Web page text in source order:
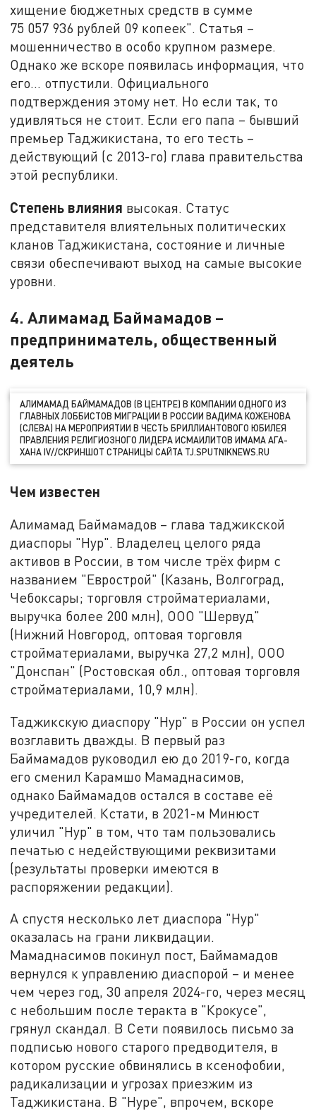
хищение бюджетных средств в сумме
75 057 936 рублей 09 копеек". Статья –
мошенничество в особо крупном размере.
Однако же вскоре появилась информация, что
его... отпустили. Официального
подтверждения этому нет. Но если так, то
удивляться не стоит. Если его папа – бывший
премьер Таджикистана, то его тесть –
действующий (с 2013-го) глава правительства
этой республики.
Степень влияния высокая. Статус
представителя влиятельных политических
кланов Таджикистана, состояние и личные
связи обеспечивают выход на самые высокие
уровни.
4. Алимамад Баймамадов –
предприниматель, общественный
деятель
АЛИМАМАД БАЙМАМАДОВ (В ЦЕНТРЕ) В КОМПАНИИ ОДНОГО ИЗ
ГЛАВНЫХ ЛОББИСТОВ МИГРАЦИИ В РОССИИ ВАДИМА КОЖЕНОВА
(СЛЕВА) НА МЕРОПРИЯТИИ В ЧЕСТЬ БРИЛЛИАНТОВОГО ЮБИЛЕЯ
ПРАВЛЕНИЯ РЕЛИГИОЗНОГО ЛИДЕРА ИСМАИЛИТОВ ИМАМА АГА-
ХАНА IV//СКРИНШОТ СТРАНИЦЫ САЙТА TJ.SPUTNIKNEWS.RU
Чем известен
Алимамад Баймамадов – глава таджикской
диаспоры "Нур". Владелец целого ряда
активов в России, в том числе трёх фирм с
названием "Еврострой" (Казань, Волгоград,
Чебоксары; торговля стройматериалами,
выручка более 200 млн), ООО "Шервуд"
(Нижний Новгород, оптовая торговля
стройматериалами, выручка 27,2 млн), ООО
"Донспан" (Ростовская обл., оптовая торговля
стройматериалами, 10,9 млн).
Таджикскую диаспору "Нур" в России он успел
возглавить дважды. В первый раз
Баймамадов руководил ею до 2019-го, когда
его сменил Карамшо Мамаднасимов,
однако Баймамадов остался в составе её
учредителей. Кстати, в 2021-м Минюст
уличил "Нур" в том, что там пользовались
печатью с недействующими реквизитами
(результаты проверки имеются в
распоряжении редакции).
А спустя несколько лет диаспора "Нур"
оказалась на грани ликвидации.
Мамаднасимов покинул пост, Баймамадов
вернулся к управлению диаспорой – и менее
чем через год, 30 апреля 2024-го, через месяц
с небольшим после теракта в "Крокусе",
грянул скандал. В Сети появилось письмо за
подписью нового старого предводителя, в
котором русские обвинялись в ксенофобии,
радикализации и угрозах приезжим из
Таджикистана. В "Нуре", впрочем, вскоре